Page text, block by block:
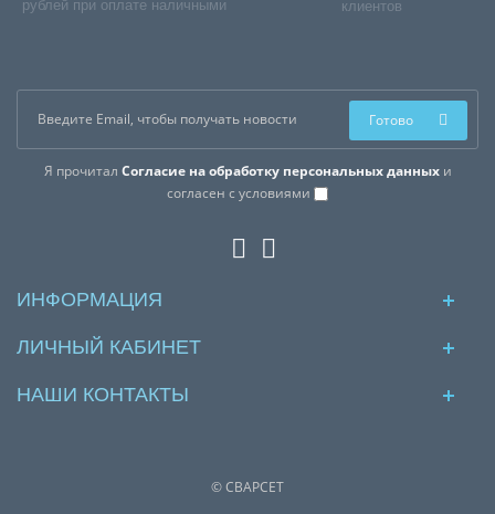
рублей при оплате наличными
клиентов
Я прочитал Согласие на обработку персональных данныхи
согласен с условиями
Готово
ИНФОРМАЦИЯ
ЛИЧНЫЙ КАБИНЕТ
НАШИ КОНТАКТЫ
© СВАРСЕТ